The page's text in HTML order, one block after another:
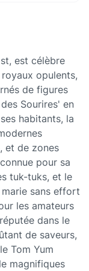
est célèbre
opulents,
de figures
Sourires' en
habitants, la
et de zones
pour sa
tuk-tuks, et le
sans effort
les amateurs
dans le
de saveurs,
Tom Yum
magnifiques